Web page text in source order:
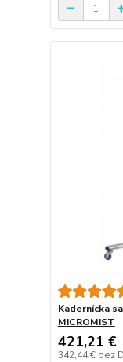
Kadernícka
MICROMIST
421,21 €
342,44 € bez